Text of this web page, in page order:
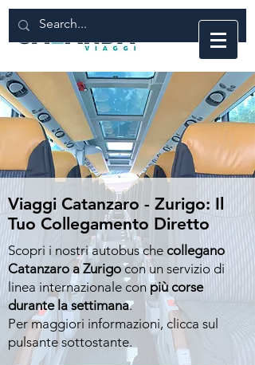
Viaggi Catanzaro - Zurigo: Il
Tuo Collegamento Diretto
Scopri i nostri autobus che collegano
Catanzaro a Zurigocon un servizio di
linea internazionale conpiù corse
durante la settimana.
Per maggiori informazioni, clicca sul
pulsante sottostante.